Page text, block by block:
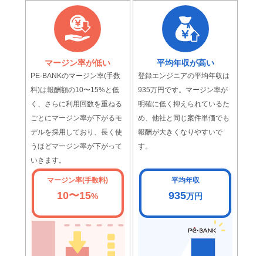
マージン率が低い
PE-BANKのマージン率(手数
料)は報酬額の10〜15%と低
く、さらに利用回数を重ねる
ごとにマージン率が下がるモ
デルを採用しており、長く使
うほどマージン率が下がって
いきます。
マージン率(手数料)
10〜15%
平均年収が高い
登録エンジニアの平均年収は
935万円です。マージン率が
明確に低く抑えられているた
め、他社と同じ案件単価でも
報酬が大きくなりやすいで
す。
平均年収
935万円